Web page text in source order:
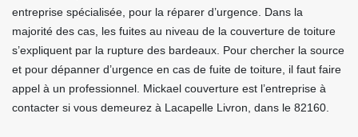
entreprise spécialisée, pour la réparer d’urgence. Dans la
majorité des cas, les fuites au niveau de la couverture de toiture
s’expliquent par la rupture des bardeaux. Pour chercher la source
et pour dépanner d’urgence en cas de fuite de toiture, il faut faire
appel à un professionnel. Mickael couverture est l’entreprise à
contacter si vous demeurez à Lacapelle Livron, dans le 82160.